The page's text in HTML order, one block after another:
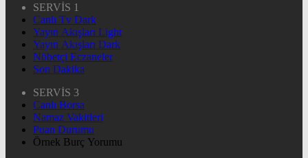
SERVİS 1
Canlı Tv Dark
Yayın Akışları Light
Yayın Akışları Dark
Nöbetçi Eczaneler
Son Dakika
SERVİS 3
Canlı Borsa
Namaz Vakitleri
Puan Durumu
Örnek Burç Yorumu